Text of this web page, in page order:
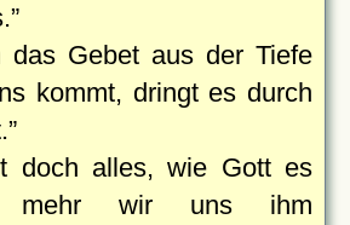
das Gebet aus der Tiefe
kommt, dringt es durch
doch alles, wie Gott es
wir uns ihm